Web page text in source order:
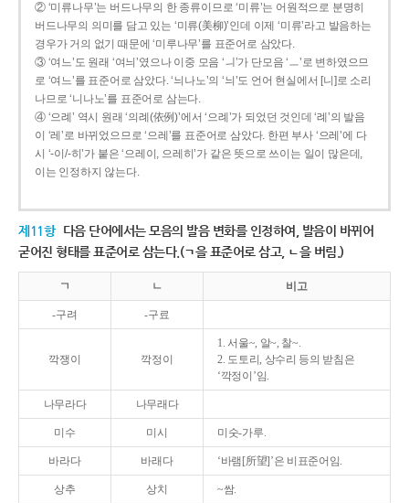
② ‘미류나무’는 버드나무의 한 종류이므로 ‘미류’는 어원적으로 분명히
버드나무의 의미를 담고 있는 ‘미류(美柳)’인데 이제 ‘미류’라고 발음하는
경우가 거의 없기 때문에 ‘미루나무’를 표준어로 삼았다.
③ ‘여느’도 원래 ‘여늬’였으나 이중 모음 ‘ㅢ’가 단모음 ‘ㅡ’로 변하였으므
로 ‘여느’를 표준어로 삼았다. ‘늬나노’의 ‘늬’도 언어 현실에서 [니]로 소리
나므로 ‘니나노’를 표준어로 삼는다.
④ ‘으례’ 역시 원래 ‘의례(依例)’에서 ‘으례’가 되었던 것인데 ‘례’의 발음
이 ‘레’로 바뀌었으므로 ‘으레’를 표준어로 삼았다. 한편 부사 ‘으레’에 다
시 ‘-이/-히’가 붙은 ‘으레이, 으레히’가 같은 뜻으로 쓰이는 일이 많은데,
이는 인정하지 않는다.
제11항 다음 단어에서는 모음의 발음 변화를 인정하여, 발음이 바뀌어
굳어진 형태를 표준어로 삼는다.(ㄱ을 표준어로 삼고, ㄴ을 버림.)
ㄱ ㄴ 비고
-구려 -구료
깍쟁이 깍정이
1. 서울~, 알~, 찰~.
2. 도토리, 상수리 등의 받침은
‘깍정이’임.
나무라다 나무래다
미수 미시 미숫-가루.
바라다 바래다 ‘바램[所望]’은 비표준어임.
상추 상치 ~쌈.